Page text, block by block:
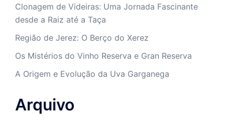
Clonagem de Videiras: Uma Jornada Fascinante
desde a Raiz até a Taça
Região de Jerez: O Berço do Xerez
Os Mistérios do Vinho Reserva e Gran Reserva
A Origem e Evolução da Uva Garganega
Arquivo